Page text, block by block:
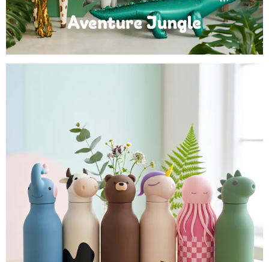
Anniversaire Jungle et Savane